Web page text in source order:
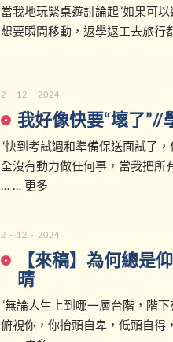
當我地玩緊桌遊討論起“如果可
想要瞬間移動，返學返工去旅行
2 - 12 - 2024
我好像快要“壞了”//
“快到考試週和準備保送面試了
全沒有動力做任何事，當我把所
… … 更多
2 - 12 - 2024
【來稿】為何總是
晴
“無論人生上到哪一層台階，階
俯視你，你抬頭自卑，低頭自得